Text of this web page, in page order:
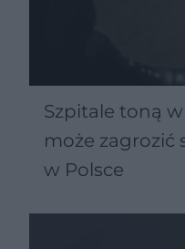
Szpitale toną w
może zagrozić
w Polsce